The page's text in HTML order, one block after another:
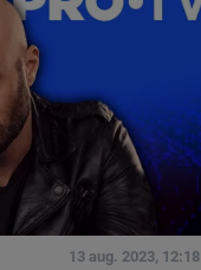
13 aug. 2023, 12:18